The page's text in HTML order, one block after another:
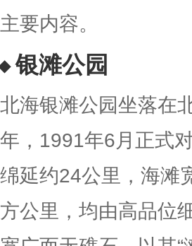
主要内容。
银滩公园
北海银滩公园坐落在
年，1991年6月正式
绵延约24公里，海滩
方公里，均由高品位